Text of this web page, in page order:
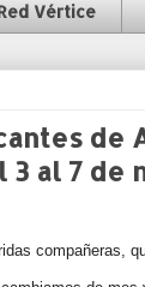
Vértice
de
3 al 7 de
compañeras,